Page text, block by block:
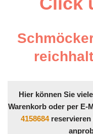
Hier können Sie
Warenkorb oder per E-
4158684reservieren